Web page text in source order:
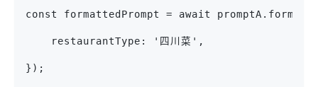
const formattedPrompt = await
    restaurantType: '四川菜',
});